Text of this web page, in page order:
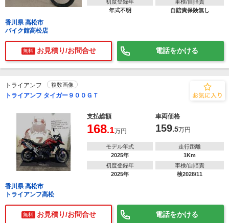
初度登録年
年式不明
車検/自賠責
自賠責保険無し
香川県 高松市
バイク館高松店
無料 お見積り/お問合せ 電話をかける
トライアンフ 複数画像
トライアンフ タイガー９００ＧＴ
支払総額 車両価格
168.1万円 159.5万円
モデル年式
2025年
走行距離
1Km
初度登録年
2025年
車検/自賠責
検2028/11
香川県 高松市
トライアンフ高松
無料 お見積り/お問合せ 電話をかける